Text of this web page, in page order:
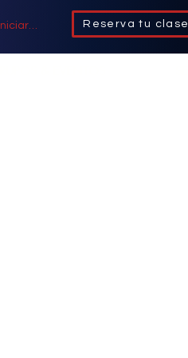
Iniciar sesión Reserva tu clase